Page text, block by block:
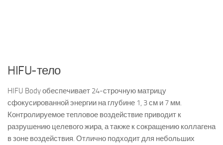
HIFU-тело
HIFU Body обеспечивает 24-строчную матрицу
сфокусированной энергии на глубине 1, 3 см и 7 мм.
Контролируемое тепловое воздействие приводит к
разрушению целевого жира, а также к сокращению коллагена
в зоне воздействия. Отлично подходит для небольших